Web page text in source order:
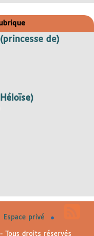
de)
Espace privé
droits réservés